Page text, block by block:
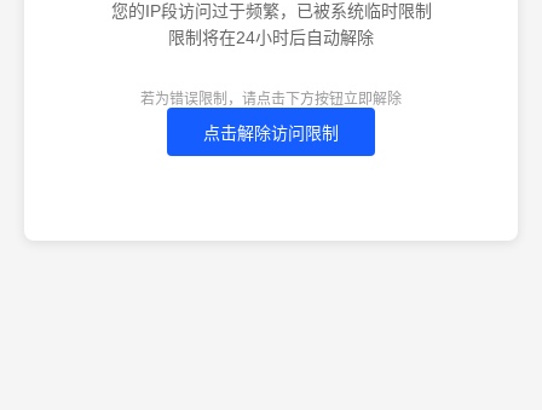
您的IP段访问过于频繁，已被系统临时限制
限制将在24小时后自动解除
若为错误限制，请点击下方按钮立即解除
点击解除访问限制